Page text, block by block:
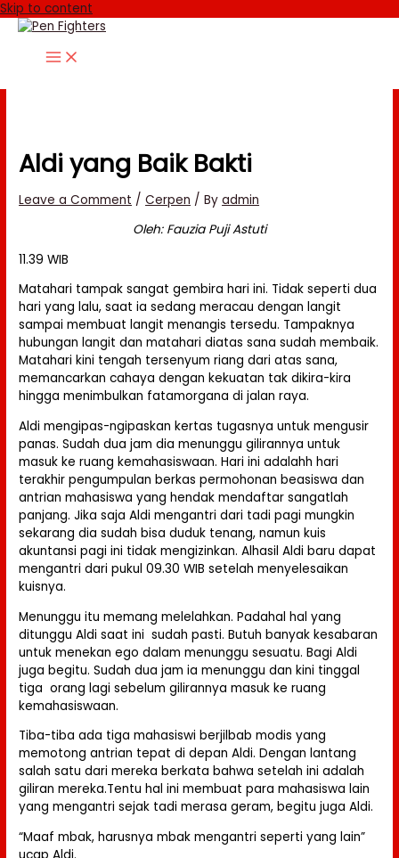
Skip to content
Aldi yang Baik Bakti
Leave a Comment /Cerpen / Byadmin
Oleh: Fauzia Puji Astuti
11.39 WIB
Matahari tampak sangat gembira hari ini. Tidak seperti dua
hari yang lalu, saat ia sedang meracau dengan langit
sampai membuat langit menangis tersedu. Tampaknya
hubungan langit dan matahari diatas sana sudah membaik.
Matahari kini tengah tersenyum riang dari atas sana,
memancarkan cahaya dengan kekuatan tak dikira-kira
hingga menimbulkan fatamorgana di jalan raya.
Aldi mengipas-ngipaskan kertas tugasnya untuk mengusir
panas. Sudah dua jam dia menunggu gilirannya untuk
masuk ke ruang kemahasiswaan. Hari ini adalahh hari
terakhir pengumpulan berkas permohonan beasiswa dan
antrian mahasiswa yang hendak mendaftar sangatlah
panjang. Jika saja Aldi mengantri dari tadi pagi mungkin
sekarang dia sudah bisa duduk tenang, namun kuis
akuntansi pagi ini tidak mengizinkan. Alhasil Aldi baru dapat
mengantri dari pukul 09.30 WIB setelah menyelesaikan
kuisnya.
Menunggu itu memang melelahkan. Padahal hal yang
ditunggu Aldi saat ini sudah pasti. Butuh banyak kesabaran
untuk menekan ego dalam menunggu sesuatu. Bagi Aldi
juga begitu. Sudah dua jam ia menunggu dan kini tinggal
tiga orang lagi sebelum gilirannya masuk ke ruang
kemahasiswaan.
Tiba-tiba ada tiga mahasiswi berjilbab modis yang
memotong antrian tepat di depan Aldi. Dengan lantang
salah satu dari mereka berkata bahwa setelah ini adalah
giliran mereka.Tentu hal ini membuat para mahasiswa lain
yang mengantri sejak tadi merasa geram, begitu juga Aldi.
“Maaf mbak, harusnya mbak mengantri seperti yang lain”